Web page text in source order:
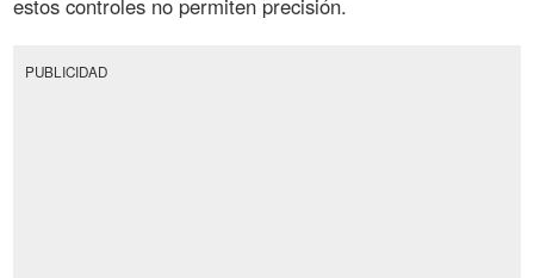
estos controles no permiten precisión.
PUBLICIDAD